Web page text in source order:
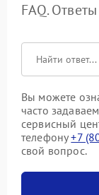
FAQ.
Вы можете
часто
сервисный
телефону+7
свой вопрос.